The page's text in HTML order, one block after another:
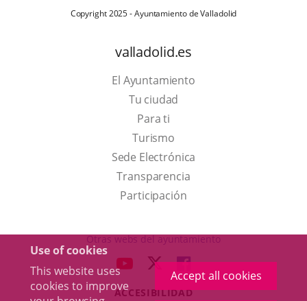
Use of cookies
This website uses
cookies to improve
Accept all cookies
Copyright 2025 - Ayuntamiento de Valladolid
valladolid.es
El Ayuntamiento
Tu ciudad
Para ti
TurismoThis
link
will
open
a
up
window.
Sede Electrónica
Transparencia
Participación
Otras webs del ayuntamiento
LINK
EXTERNAL
LINK
TO
EXTERNAL
LINK
TO
EXTERNAL
ACCESIBILIDAD